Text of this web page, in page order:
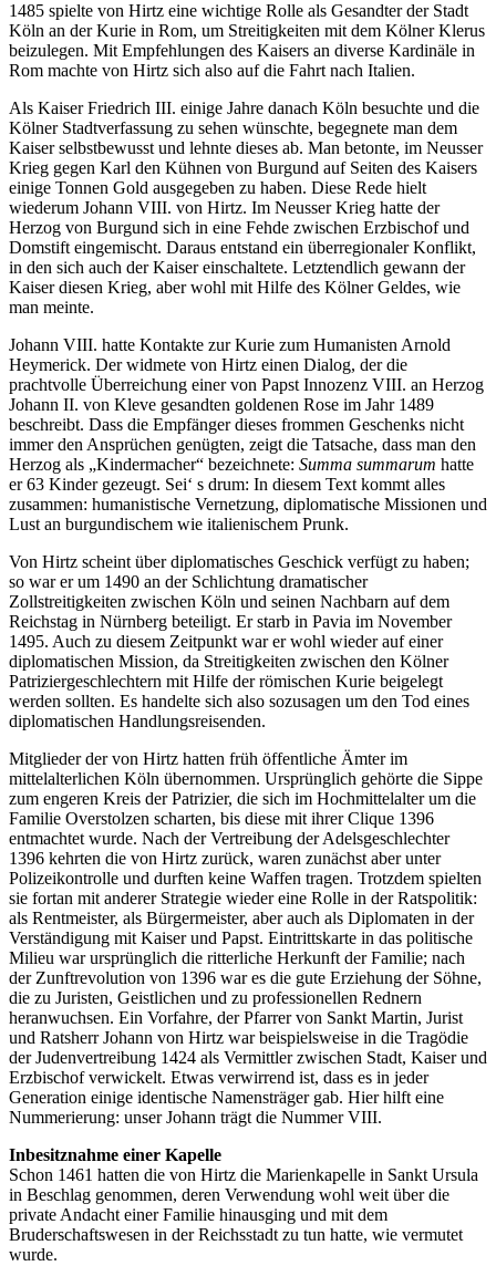
1485 spielte von Hirtz eine wichtige Rolle als Gesandter der Stadt
Köln an der Kurie in Rom, um Streitigkeiten mit dem Kölner Klerus
beizulegen. Mit Empfehlungen des Kaisers an diverse Kardinäle in
Rom machte von Hirtz sich also auf die Fahrt nach Italien.
Als Kaiser Friedrich III. einige Jahre danach Köln besuchte und die
Kölner Stadtverfassung zu sehen wünschte, begegnete man dem
Kaiser selbstbewusst und lehnte dieses ab. Man betonte, im Neusser
Krieg gegen Karl den Kühnen von Burgund auf Seiten des Kaisers
einige Tonnen Gold ausgegeben zu haben. Diese Rede hielt
wiederum Johann VIII. von Hirtz. Im Neusser Krieg hatte der
Herzog von Burgund sich in eine Fehde zwischen Erzbischof und
Domstift eingemischt. Daraus entstand ein überregionaler Konflikt,
in den sich auch der Kaiser einschaltete. Letztendlich gewann der
Kaiser diesen Krieg, aber wohl mit Hilfe des Kölner Geldes, wie
man meinte.
Johann VIII. hatte Kontakte zur Kurie zum Humanisten Arnold
Heymerick. Der widmete von Hirtz einen Dialog, der die
prachtvolle Überreichung einer von Papst Innozenz VIII. an Herzog
Johann II. von Kleve gesandten goldenen Rose im Jahr 1489
beschreibt. Dass die Empfänger dieses frommen Geschenks nicht
immer den Ansprüchen genügten, zeigt die Tatsache, dass man den
Herzog als „Kindermacher“ bezeichnete: Summa summarum hatte
er 63 Kinder gezeugt. Sei‘ s drum: In diesem Text kommt alles
zusammen: humanistische Vernetzung, diplomatische Missionen und
Lust an burgundischem wie italienischem Prunk.
Von Hirtz scheint über diplomatisches Geschick verfügt zu haben;
so war er um 1490 an der Schlichtung dramatischer
Zollstreitigkeiten zwischen Köln und seinen Nachbarn auf dem
Reichstag in Nürnberg beteiligt. Er starb in Pavia im November
1495. Auch zu diesem Zeitpunkt war er wohl wieder auf einer
diplomatischen Mission, da Streitigkeiten zwischen den Kölner
Patriziergeschlechtern mit Hilfe der römischen Kurie beigelegt
werden sollten. Es handelte sich also sozusagen um den Tod eines
diplomatischen Handlungsreisenden.
Mitglieder der von Hirtz hatten früh öffentliche Ämter im
mittelalterlichen Köln übernommen. Ursprünglich gehörte die Sippe
zum engeren Kreis der Patrizier, die sich im Hochmittelalter um die
Familie Overstolzen scharten, bis diese mit ihrer Clique 1396
entmachtet wurde. Nach der Vertreibung der Adelsgeschlechter
1396 kehrten die von Hirtz zurück, waren zunächst aber unter
Polizeikontrolle und durften keine Waffen tragen. Trotzdem spielten
sie fortan mit anderer Strategie wieder eine Rolle in der Ratspolitik:
als Rentmeister, als Bürgermeister, aber auch als Diplomaten in der
Verständigung mit Kaiser und Papst. Eintrittskarte in das politische
Milieu war ursprünglich die ritterliche Herkunft der Familie; nach
der Zunftrevolution von 1396 war es die gute Erziehung der Söhne,
die zu Juristen, Geistlichen und zu professionellen Rednern
heranwuchsen. Ein Vorfahre, der Pfarrer von Sankt Martin, Jurist
und Ratsherr Johann von Hirtz war beispielsweise in die Tragödie
der Judenvertreibung 1424 als Vermittler zwischen Stadt, Kaiser und
Erzbischof verwickelt. Etwas verwirrend ist, dass es in jeder
Generation einige identische Namensträger gab. Hier hilft eine
Nummerierung: unser Johann trägt die Nummer VIII.
Inbesitznahme einer Kapelle
Schon 1461 hatten die von Hirtz die Marienkapelle in Sankt Ursula
in Beschlag genommen, deren Verwendung wohl weit über die
private Andacht einer Familie hinausging und mit dem
Bruderschaftswesen in der Reichsstadt zu tun hatte, wie vermutet
wurde.